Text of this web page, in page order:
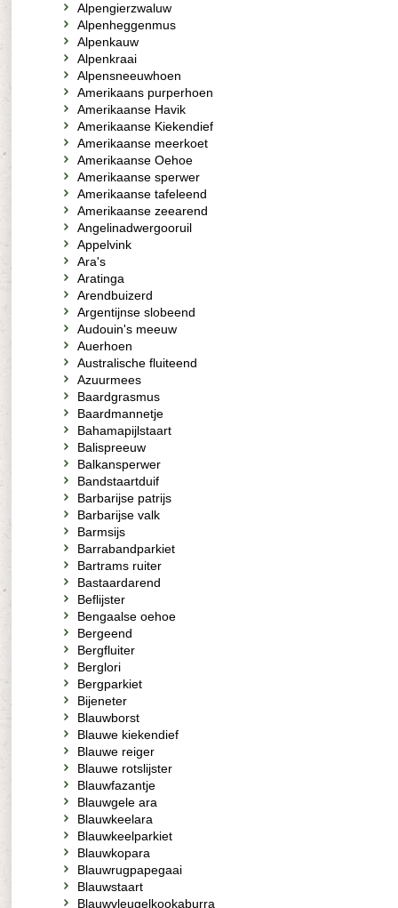
Alpengierzwaluw
Alpenheggenmus
Alpenkauw
Alpenkraai
Alpensneeuwhoen
Amerikaans purperhoen
Amerikaanse Havik
Amerikaanse Kiekendief
Amerikaanse meerkoet
Amerikaanse Oehoe
Amerikaanse sperwer
Amerikaanse tafeleend
Amerikaanse zeearend
Angelinadwergooruil
Appelvink
Ara's
Aratinga
Arendbuizerd
Argentijnse slobeend
Audouin's meeuw
Auerhoen
Australische fluiteend
Azuurmees
Baardgrasmus
Baardmannetje
Bahamapijlstaart
Balispreeuw
Balkansperwer
Bandstaartduif
Barbarijse patrijs
Barbarijse valk
Barmsijs
Barrabandparkiet
Bartrams ruiter
Bastaardarend
Beflijster
Bengaalse oehoe
Bergeend
Bergfluiter
Berglori
Bergparkiet
Bijeneter
Blauwborst
Blauwe kiekendief
Blauwe reiger
Blauwe rotslijster
Blauwfazantje
Blauwgele ara
Blauwkeelara
Blauwkeelparkiet
Blauwkopara
Blauwrugpapegaai
Blauwstaart
Blauwvleugelkookaburra